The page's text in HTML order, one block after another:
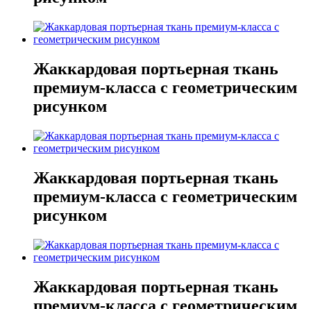
Жаккардовая портьерная ткань
премиум-класса с геометрическим
рисунком
Жаккардовая портьерная ткань
премиум-класса с геометрическим
рисунком
Жаккардовая портьерная ткань